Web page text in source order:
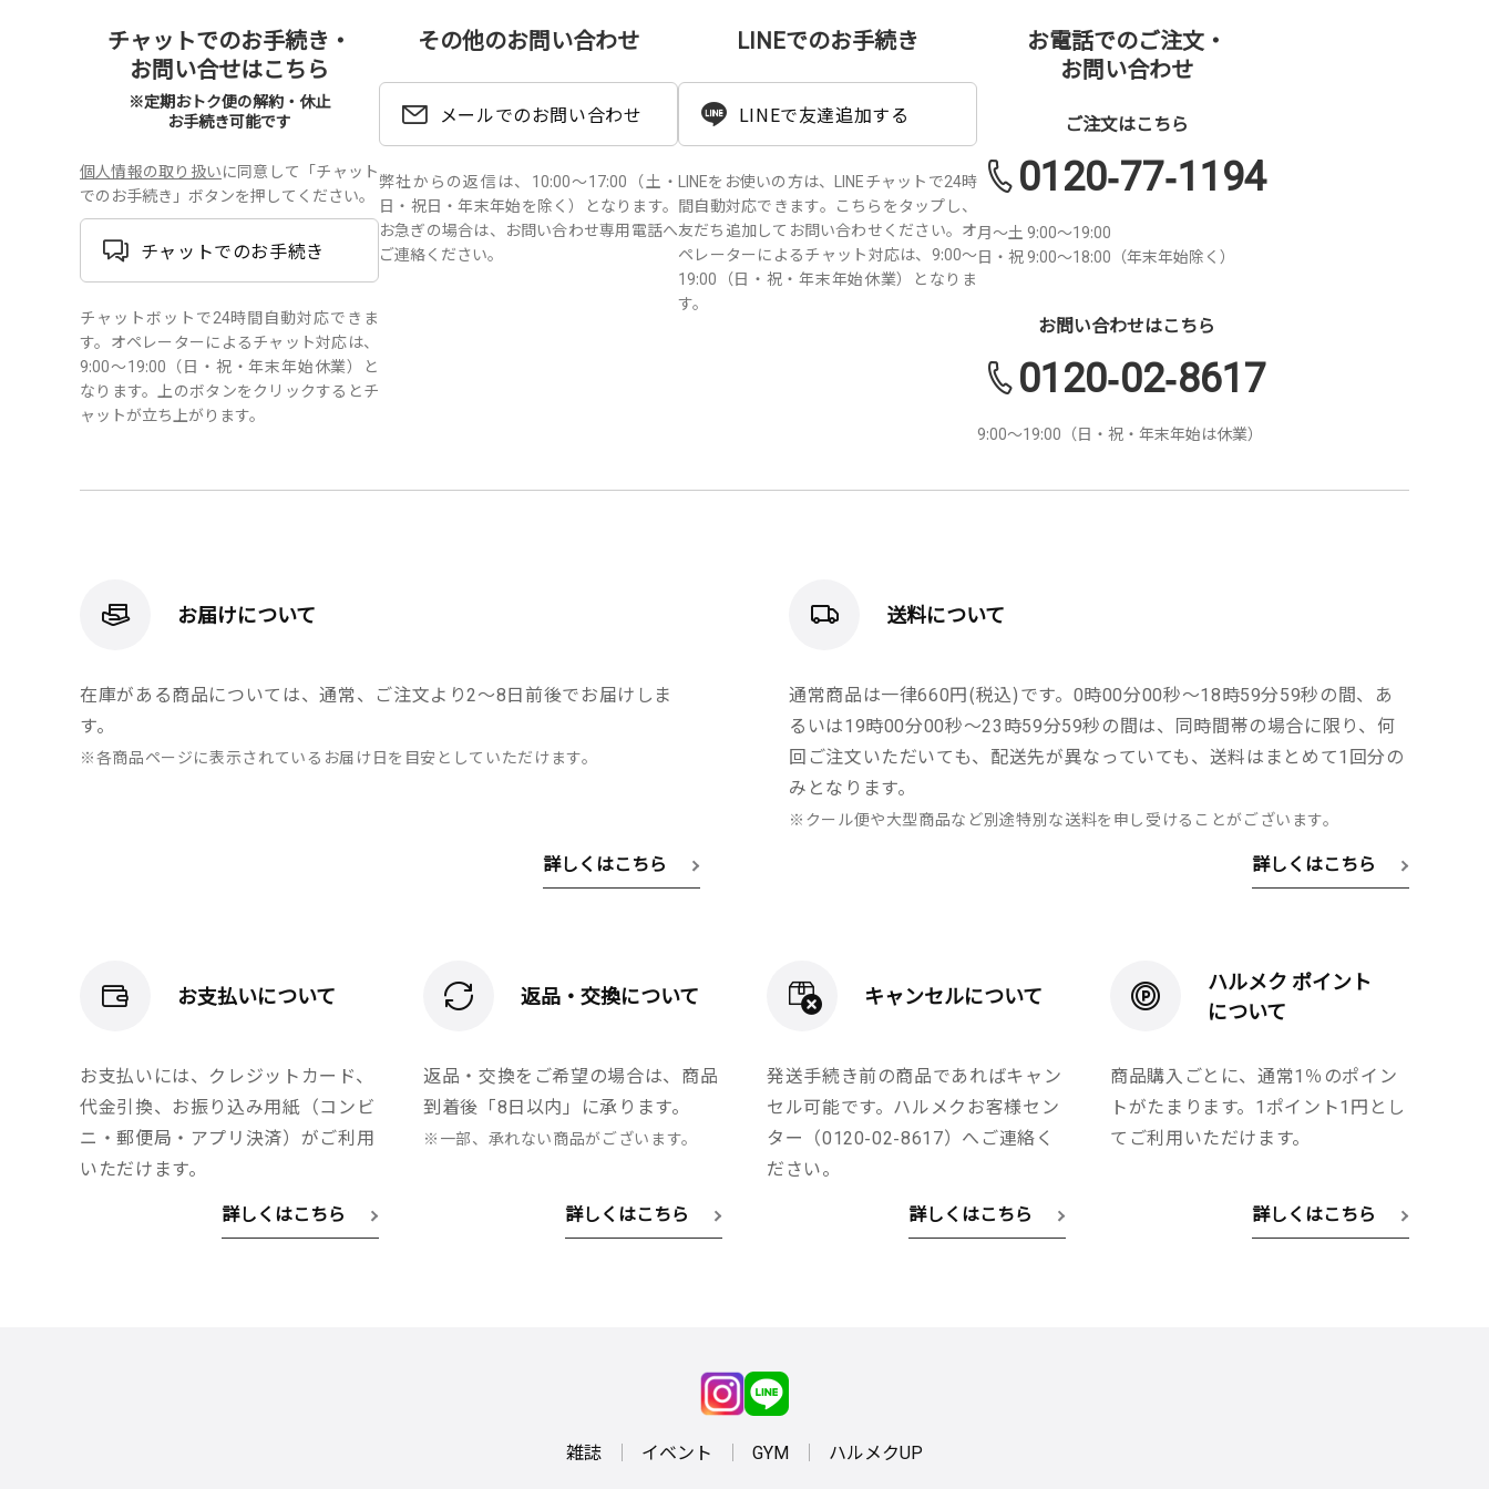
チャットでのお手続き・
お問い合せはこちら
※定期おトク便の解約・休止
お手続き可能です
個人情報の取り扱いに同意して「チャット
でのお手続き」ボタンを押してください。
チャットでのお手続き
チャットボットで24時間自動対応できま
す。オペレーターによるチャット対応は、
9:00～19:00（日・祝・年末年始休業）と
なります。上のボタンをクリックするとチ
ャットが立ち上がります。
その他のお問い合わせ
メールでのお問い合わせ
弊社からの返信は、10:00～17:00（土・
日・祝日・年末年始を除く）となります。
お急ぎの場合は、お問い合わせ専用電話へ
ご連絡ください。
LINEでのお手続き
LINEで友達追加する
LINEをお使いの方は、LINEチャットで24時
間自動対応できます。こちらをタップし、
友だち追加してお問い合わせください。オ
ペレーターによるチャット対応は、9:00～
19:00（日・祝・年末年始休業）となりま
す。
お電話でのご注文・
お問い合わせ
ご注文はこちら
0120-77-1194
月～土 9:00～19:00
日・祝 9:00～18:00（年末年始除く）
お問い合わせはこちら
0120-02-8617
9:00～19:00（日・祝・年末年始は休業）
お届けについて
在庫がある商品については、通常、ご注文より2～8日前後でお届けしま
す。
※各商品ページに表示されているお届け日を目安としていただけます。
詳しくはこちら
送料について
通常商品は一律660円(税込)です。0時00分00秒～18時59分59秒の間、あ
るいは19時00分00秒～23時59分59秒の間は、同時間帯の場合に限り、何
回ご注文いただいても、配送先が異なっていても、送料はまとめて1回分の
みとなります。
※クール便や大型商品など別途特別な送料を申し受けることがございます。
詳しくはこちら
お支払いについて
お支払いには、クレジットカード、
代金引換、お振り込み用紙（コンビ
ニ・郵便局・アプリ決済）がご利用
いただけます。
詳しくはこちら
返品・交換について
返品・交換をご希望の場合は、商品
到着後「8日以内」に承ります。
※一部、承れない商品がございます。
詳しくはこちら
キャンセルについて
発送手続き前の商品であればキャン
セル可能です。ハルメクお客様セン
ター（0120-02-8617）へご連絡く
ださい。
詳しくはこちら
ハルメク ポイント
について
商品購入ごとに、通常1％のポイン
トがたまります。1ポイント1円とし
てご利用いただけます。
詳しくはこちら
雑誌 イベント GYM ハルメクUP